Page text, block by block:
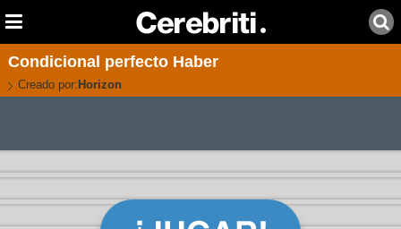
Condicional perfecto Haber
Creado por: Horizon